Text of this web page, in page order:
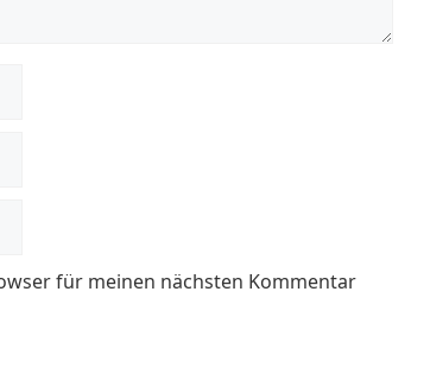
für meinen nächsten Kommentar